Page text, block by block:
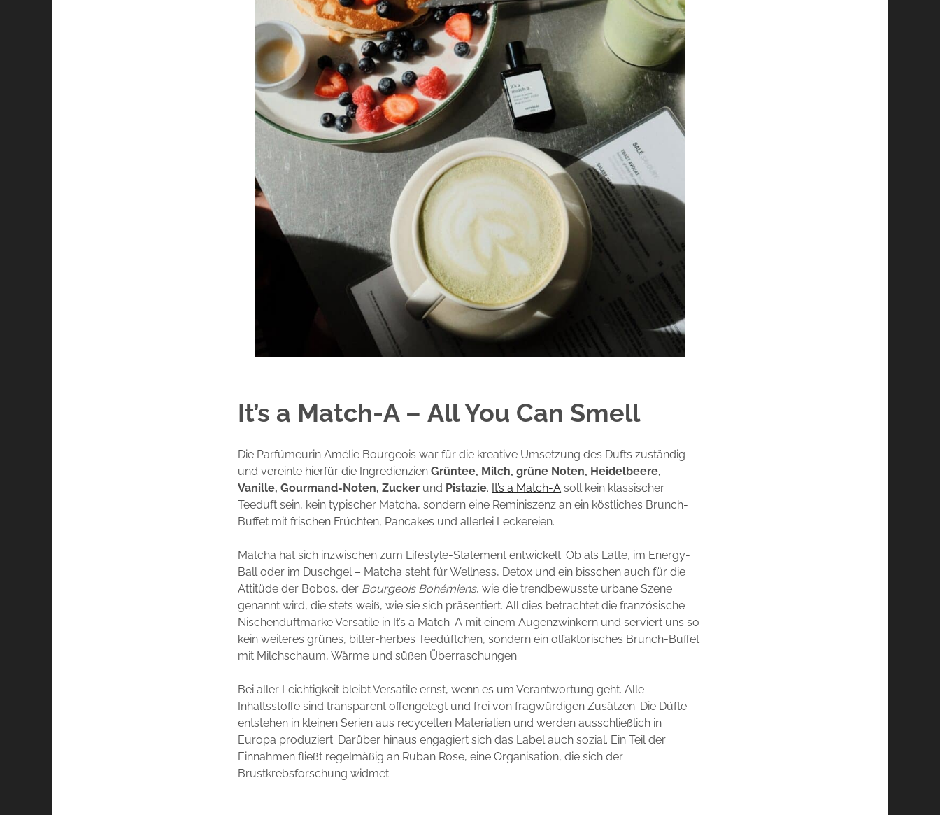
It’s a Match-A – All You Can Smell
Die Parfümeurin Amélie Bourgeois war für die kreative Umsetzung des Dufts zuständig
und vereinte hierfür die IngredienzienGrüntee, Milch, grüne Noten, Heidelbeere,
Vanille, Gourmand-Noten, Zucker und Pistazie. It’s a Match-A soll kein klassischer
Teeduft sein, kein typischer Matcha, sondern eine Reminiszenz an ein köstliches Brunch-
Buffet mit frischen Früchten, Pancakes und allerlei Leckereien.
Matcha hat sich inzwischen zum Lifestyle-Statement entwickelt. Ob als Latte, im Energy-
Ball oder im Duschgel – Matcha steht für Wellness, Detox und ein bisschen auch für die
Attitüde der Bobos, der Bourgeois Bohémiens, wie die trendbewusste urbane Szene
genannt wird, die stets weiß, wie sie sich präsentiert. All dies betrachtet die französische
Nischenduftmarke Versatile in It’s a Match-A mit einem Augenzwinkern und serviert uns so
kein weiteres grünes, bitter-herbes Teedüftchen, sondern ein olfaktorisches Brunch-Buffet
mit Milchschaum, Wärme und süßen Überraschungen.
Bei aller Leichtigkeit bleibt Versatile ernst, wenn es um Verantwortung geht. Alle
Inhaltsstoffe sind transparent offengelegt und frei von fragwürdigen Zusätzen. Die Düfte
entstehen in kleinen Serien aus recycelten Materialien und werden ausschließlich in
Europa produziert. Darüber hinaus engagiert sich das Label auch sozial. Ein Teil der
Einnahmen fließt regelmäßig an Ruban Rose, eine Organisation, die sich der
Brustkrebsforschung widmet.